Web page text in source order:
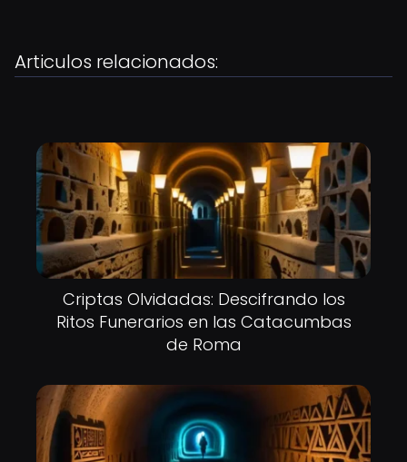
Articulos relacionados:
Criptas Olvidadas: Descifrando los
Ritos Funerarios en las Catacumbas
de Roma